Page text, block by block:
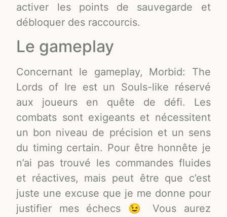
activer les points de sauvegarde et
débloquer des raccourcis.
Le gameplay
Concernant le gameplay, Morbid: The
Lords of Ire est un Souls-like réservé
aux joueurs en quête de défi. Les
combats sont exigeants et nécessitent
un bon niveau de précision et un sens
du timing certain. Pour être honnête je
n’ai pas trouvé les commandes fluides
et réactives, mais peut être que c’est
juste une excuse que je me donne pour
justifier mes échecs 😉 Vous aurez